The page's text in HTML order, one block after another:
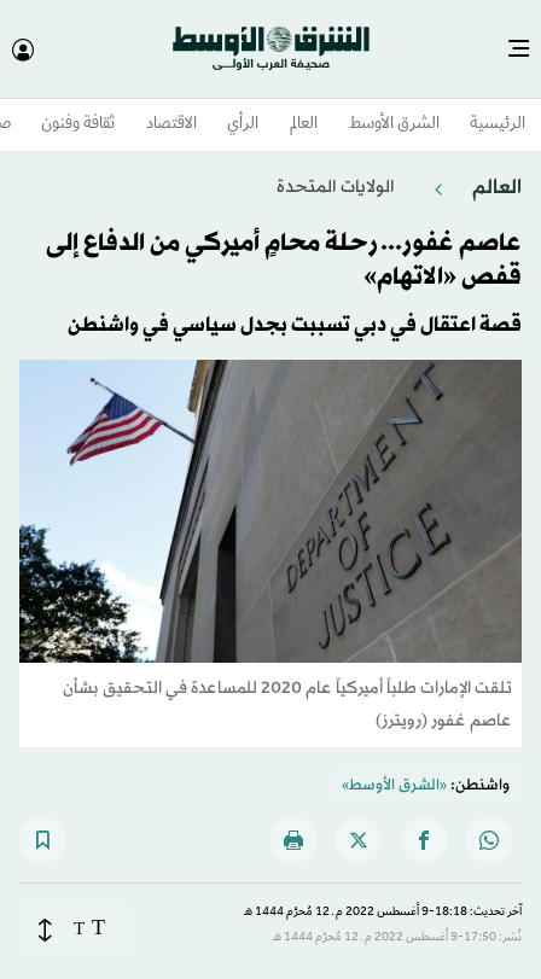
الرئيسية الشرق الأوسط​ العالم الرأي الاقتصاد ثقافة وفنون
العالم الولايات المتحدة​
عاصم غفور... رحلة محامٍ أميركي من الدفاع إلى
قفص «الاتهام»
قصة اعتقال في دبي تسببت بجدل سياسي في واشنطن
تلقت الإمارات طلباً أميركياً عام 2020 للمساعدة في التحقيق بشأن
عاصم غفور (رويترز)
واشنطن:«الشرق الأوسط»
آخر تحديث: 18:18-9 أغسطس 2022 م ـ 12 مُحرَّم 1444 هـ
نُشر: 17:50-9 أغسطس 2022 م ـ 12 مُحرَّم 1444 هـ
T
T